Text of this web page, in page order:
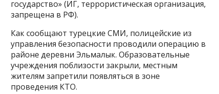
государство» (ИГ, террористическая организация,
запрещена в РФ).
Как сообщают турецкие СМИ, полицейские из
управления безопасности проводили операцию в
районе деревни Эльмалык. Образовательные
учреждения поблизости закрыли, местным
жителям запретили появляться в зоне
проведения КТО.